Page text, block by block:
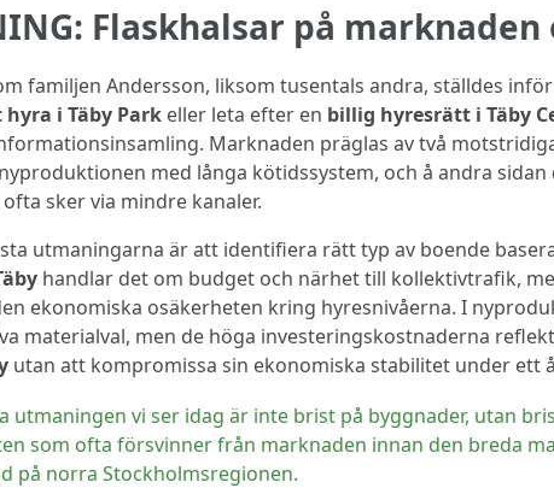
Flaskhalsar på
familjen Andersson, liksom tusentals andra, ställdes
i Täby Park eller leta efter en billig hyresrätt i Täby
Marknaden präglas av två
med långa kötidssystem, och å andra
sker via mindre kanaler.
utmaningarna är att identifiera rätt typ av boende
handlar det om budget och närhet till kollektivtrafik,
ekonomiska osäkerheten kring hyresnivåerna. I
materialval, men de höga investeringskostnaderna
utan att kompromissa sin ekonomiska stabilitet under ett
utmaningen vi ser idag är inte brist på byggnader, utan
som ofta försvinner från marknaden innan den breda
på norra Stockholmsregionen.